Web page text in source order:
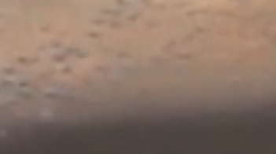
ΠΕΡΙΟΔΙΚΟ ECONOMIST
2026|Ο Παρατηρητής από
ψηλά: Ένα Όραμα Πέρα από
την Παγκόσμια Σκηνή